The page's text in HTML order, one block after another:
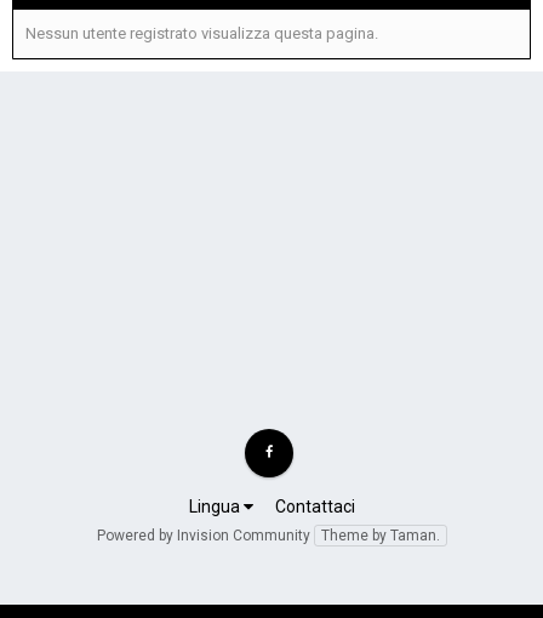
Nessun utente registrato visualizza questa pagina.
Lingua Contattaci
Powered by Invision Community Theme by Taman.